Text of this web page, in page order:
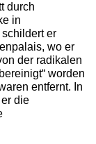
durch
in
er
wo er
der radikalen
worden
entfernt. In
die